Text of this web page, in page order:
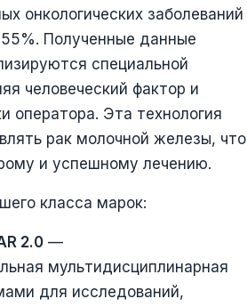
онкологических заболеваний
Полученные данные
специальной
человеческий фактор и
оператора. Эта технология
рак молочной железы, что
и успешному лечению.
класса марок:
2.0 —
мультидисциплинарная
для исследований,